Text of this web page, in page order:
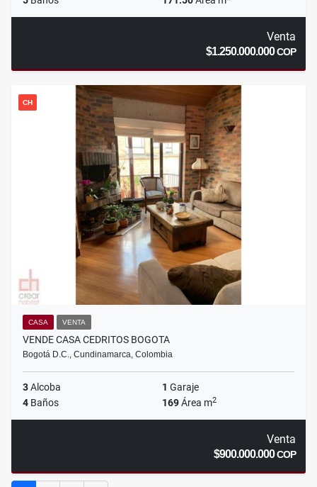
Venta
$1.250.000.000COP
CH
CASA VENTA
VENDE CASA CEDRITOS BOGOTA
Bogotá D.C., Cundinamarca, Colombia
3Alcoba 1 Garaje
4 Baños 169Área m2
Venta
$900.000.000COP